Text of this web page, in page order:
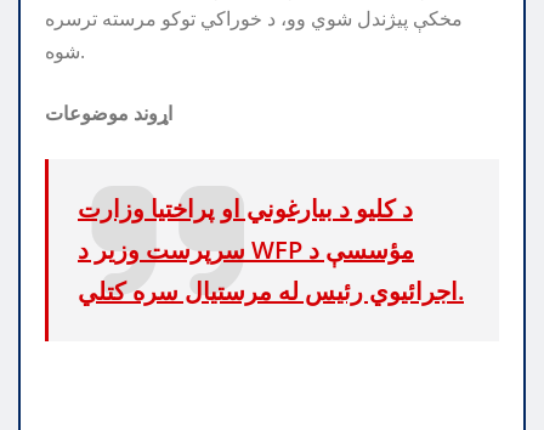
مخکې پیژندل شوي وو، د خوراکي توکو مرسته ترسره
شوه.
اړوند موضوعات
د کلیو د بیارغوني او پراختیا وزارت
سرپرست وزیر د WFP مؤسسې د
اجرائیوي رئیس له مرستیال سره کتلي.